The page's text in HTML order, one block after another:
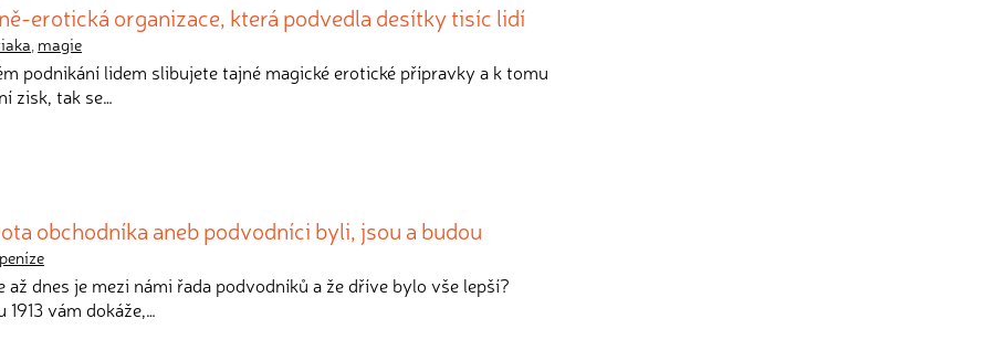
erotická organizace, která podvedla desítky tisíc lidí
, magie
podnikání lidem slibujete tajné magické erotické přípravky a k tomu
zisk, tak se…
obchodníka aneb podvodníci byli, jsou a budou
peníze
až dnes je mezi námi řada podvodníků a že dříve bylo vše lepší?
vám dokáže,…